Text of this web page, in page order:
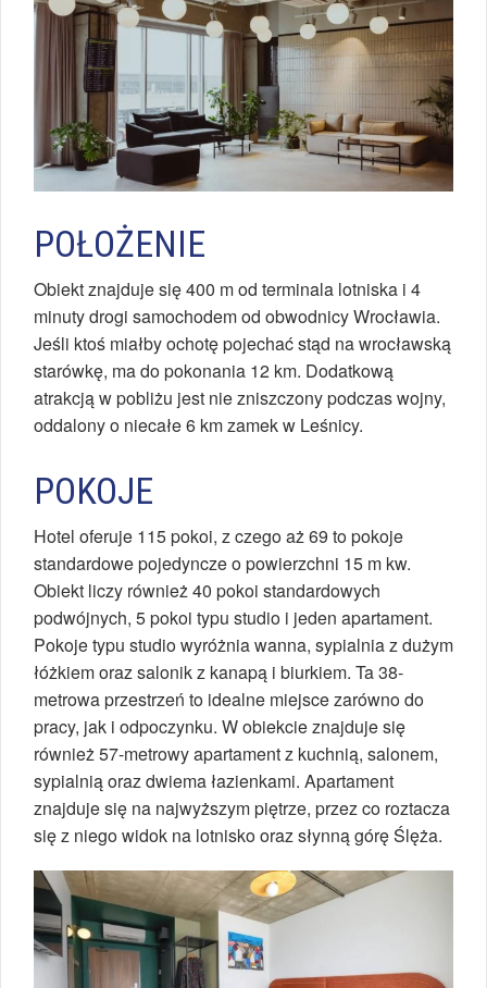
POŁOŻENIE
Obiekt znajduje się 400 m od terminala lotniska i 4
minuty drogi samochodem od obwodnicy Wrocławia.
Jeśli ktoś miałby ochotę pojechać stąd na wrocławską
starówkę, ma do pokonania 12 km. Dodatkową
atrakcją w pobliżu jest nie zniszczony podczas wojny,
oddalony o niecałe 6 km zamek w Leśnicy.
POKOJE
Hotel oferuje 115 pokoi, z czego aż 69 to pokoje
standardowe pojedyncze o powierzchni 15 m kw.
Obiekt liczy również 40 pokoi standardowych
podwójnych, 5 pokoi typu studio i jeden apartament.
Pokoje typu studio wyróżnia wanna, sypialnia z dużym
łóżkiem oraz salonik z kanapą i biurkiem. Ta 38-
metrowa przestrzeń to idealne miejsce zarówno do
pracy, jak i odpoczynku. W obiekcie znajduje się
również 57-metrowy apartament z kuchnią, salonem,
sypialnią oraz dwiema łazienkami. Apartament
znajduje się na najwyższym piętrze, przez co roztacza
się z niego widok na lotnisko oraz słynną górę Ślęża.